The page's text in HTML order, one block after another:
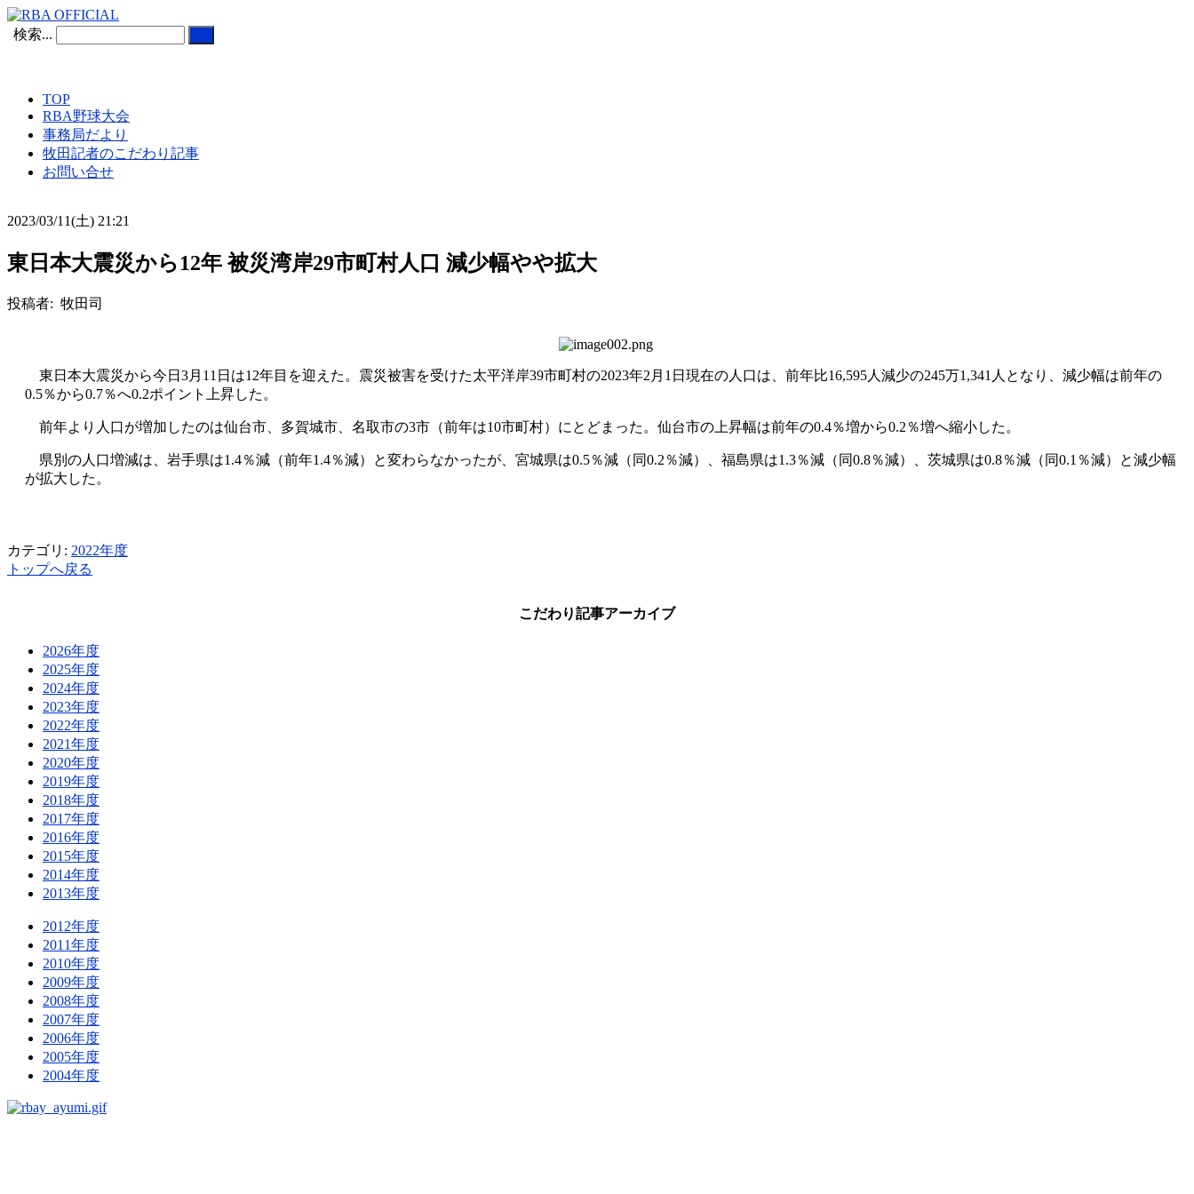
検索...
TOP
RBA野球大会
事務局だより
牧田記者のこだわり記事
お問い合せ
2023/03/11(土) 21:21
東日本大震災から12年 被災湾岸29市町村人口 減少幅やや拡大
投稿者: 牧田司
東日本大震災から今日3月11日は12年目を迎えた。震災被害を受けた太平洋岸39市町村の2023年2月1日現在の人口は、前年比16,595人減少の245万1,341人となり、減少幅は前年の
0.5％から0.7％へ0.2ポイント上昇した。
前年より人口が増加したのは仙台市、多賀城市、名取市の3市（前年は10市町村）にとどまった。仙台市の上昇幅は前年の0.4％増から0.2％増へ縮小した。
県別の人口増減は、岩手県は1.4％減（前年1.4％減）と変わらなかったが、宮城県は0.5％減（同0.2％減）、福島県は1.3％減（同0.8％減）、茨城県は0.8％減（同0.1％減）と減少幅
が拡大した。
カテゴリ: 2022年度
トップへ戻る
こだわり記事アーカイブ
2026年度
2025年度
2024年度
2023年度
2022年度
2021年度
2020年度
2019年度
2018年度
2017年度
2016年度
2015年度
2014年度
2013年度
2012年度
2011年度
2010年度
2009年度
2008年度
2007年度
2006年度
2005年度
2004年度